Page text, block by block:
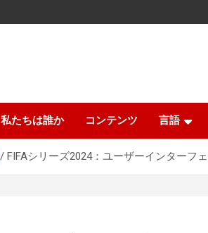
私たちは誰か コンテンツ 言語
FIFAシリーズ2024：ユーザーインターフ